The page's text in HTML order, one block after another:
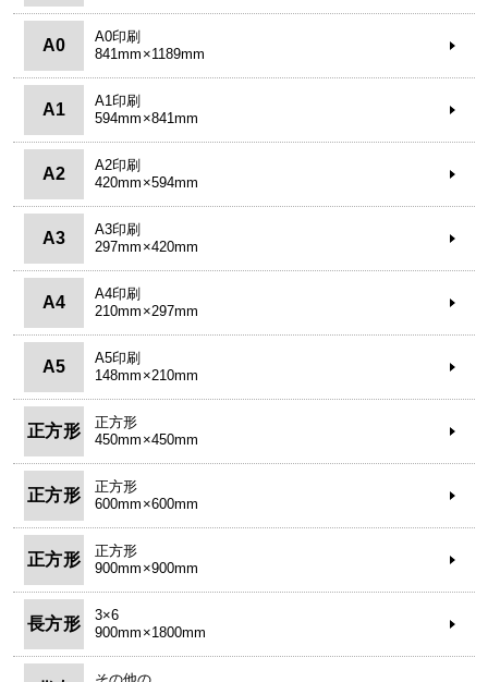
A0
A0印刷
841mm×1189mm
A1
A1印刷
594mm×841mm
A2
A2印刷
420mm×594mm
A3
A3印刷
297mm×420mm
A4
A4印刷
210mm×297mm
A5
A5印刷
148mm×210mm
正方形
正方形
450mm×450mm
正方形
正方形
600mm×600mm
正方形
正方形
900mm×900mm
長方形
3×6
900mm×1800mm